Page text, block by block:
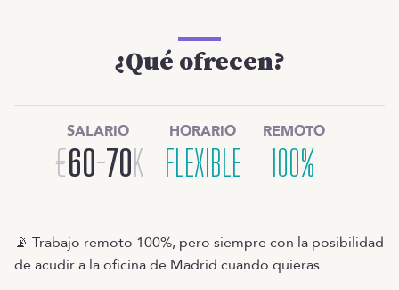
¿Qué ofrecen?
SALARIO
€60-70K
HORARIO
FLEXIBLE
REMOTO
100%
📡 Trabajo remoto 100%, pero siempre con la posibilidad
de acudir a la oficina de Madrid cuando quieras.